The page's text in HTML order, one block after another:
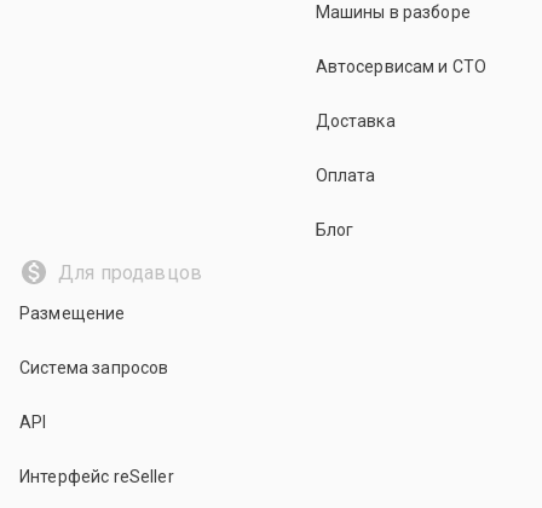
Машины в разборе
Автосервисам и СТО
Доставка
Оплата
Блог
Для продавцов
Размещение
Система запросов
API
Интерфейс reSeller